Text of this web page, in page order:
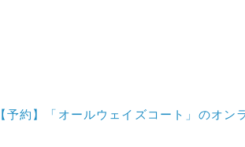
【予約】「オールウェイズコート」のオン